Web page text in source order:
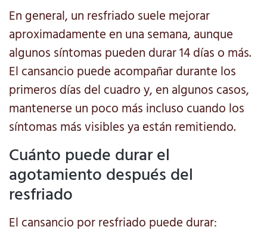
En general, un resfriado suele mejorar
aproximadamente en una semana, aunque
algunos síntomas pueden durar 14 días o más.
El cansancio puede acompañar durante los
primeros días del cuadro y, en algunos casos,
mantenerse un poco más incluso cuando los
síntomas más visibles ya están remitiendo.
Cuánto puede durar el
agotamiento después del
resfriado
El cansancio por resfriado puede durar: